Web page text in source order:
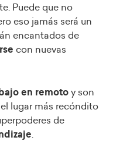
Puede que no
eso jamás será un
encantados de
con nuevas
en remoto y son
lugar más recóndito
de
.